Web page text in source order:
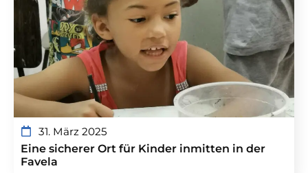
31. März 2025
Eine sicherer Ort für Kinder inmitten in der
Favela